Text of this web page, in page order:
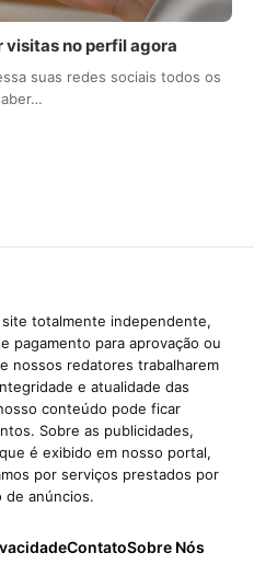
no perfil agora
suas redes sociais todos os
totalmente independente,
pagamento para aprovação ou
nossos redatores trabalharem
e atualidade das
conteúdo pode ficar
Sobre as publicidades,
é exibido em nosso portal,
por serviços prestados por
anúncios.
ContatoSobre Nós